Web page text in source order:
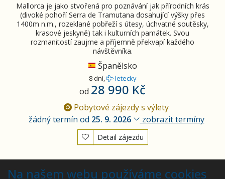
Mallorca je jako stvořená pro poznávání jak přírodních krás
(divoké pohoří Serra de Tramutana dosahující výšky přes
1400m n.m., rozeklané pobřeží s útesy, úchvatné soutěsky,
krasové jeskyně) tak i kulturních památek. Svou
rozmanitostí zaujme a příjemně překvapí každého
návštěvníka.
Španělsko
8 dní, letecky
od 28 990 Kč
Pobytové zájezdy s výlety
žádný termín od 25. 9. 2026 zobrazit termíny
Detail zájezdu
Vyhledán1zájezd
Na našem webu používáme cookies